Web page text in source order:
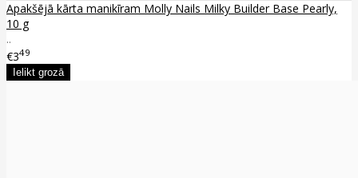
Apakšējā kārta manikīram Molly Nails Milky Builder Base Pearly,
10 g
..
€349